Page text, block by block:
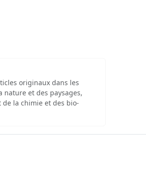
originaux dans les
nature et des paysages,
de la chimie et des bio-